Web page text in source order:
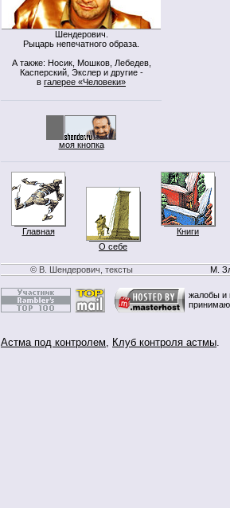
Шендерович.
Рыцарь непечатного образа.
А также: Носик, Мошков, Лебедев,
Касперский, Экслер и другие -
в галерее «Человеки»
моя кнопка
Главная
О себе
Книги
© В. Шендерович, тексты М.
жалобы и
Астма под контролем, Клуб контроля астмы.